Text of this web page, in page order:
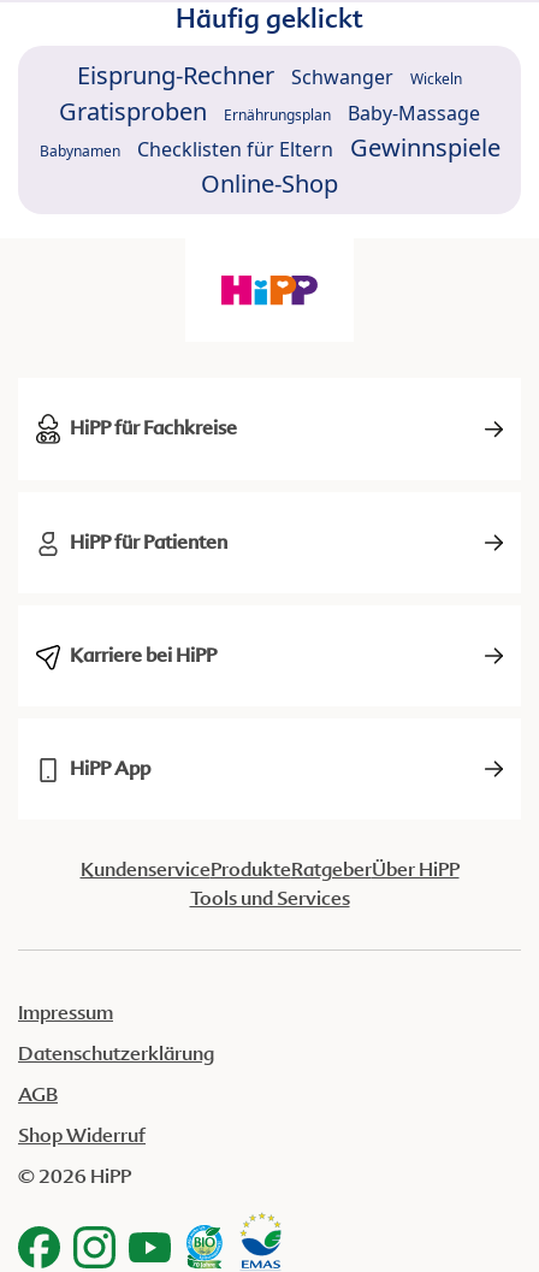
Häufig geklickt
Eisprung-Rechner Schwanger Wickeln
Gratisproben Ernährungsplan Baby-Massage
Babynamen Checklisten für Eltern
Gewinnspiele
Online-Shop
HiPP für Fachkreise
HiPP für Patienten
Karriere bei HiPP
HiPP App
KundenserviceProdukteRatgeberÜber HiPP
Tools und Services
Impressum
Datenschutzerklärung
AGB
Shop Widerruf
© 2026 HiPP